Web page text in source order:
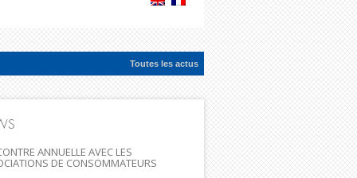
Toutes les actus
ANNUELLE AVEC LES
DE CONSOMMATEURS